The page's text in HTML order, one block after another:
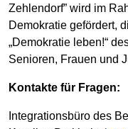
Zehlendorf” wird im
Demokratie gefördert,
„Demokratie leben!“
Senioren, Frauen und
Kontakte für Fragen:
Integrationsbüro des